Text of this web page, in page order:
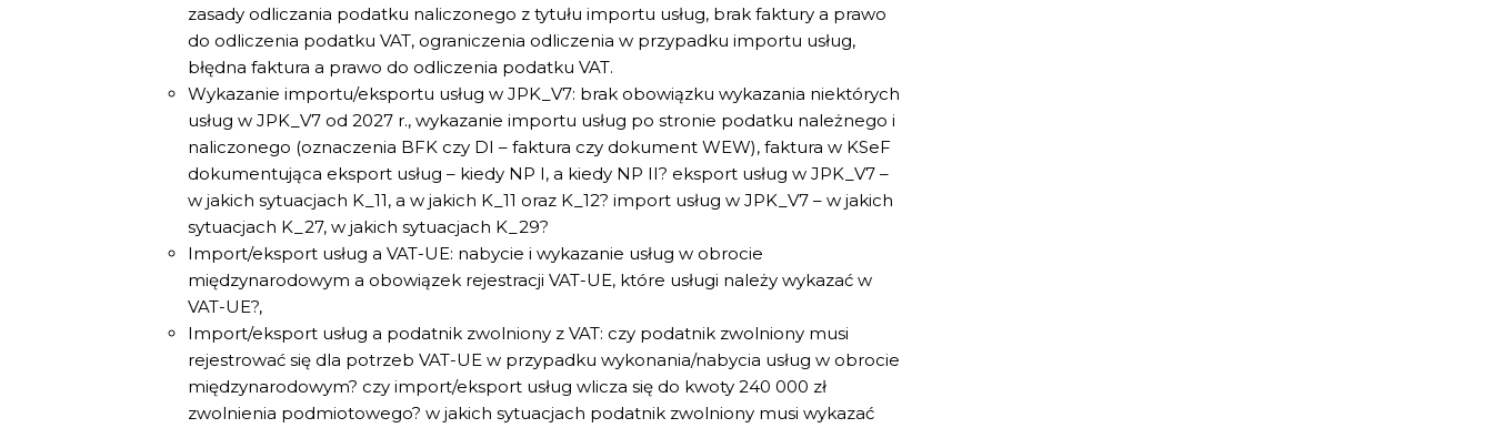
zasady odliczania podatku naliczonego z tytułu importu usług, brak faktury a prawo
do odliczenia podatku VAT, ograniczenia odliczenia w przypadku importu usług,
błędna faktura a prawo do odliczenia podatku VAT.
Wykazanie importu/eksportu usług w JPK_V7: brak obowiązku wykazania niektórych
usług w JPK_V7 od 2027 r., wykazanie importu usług po stronie podatku należnego i
naliczonego (oznaczenia BFK czy DI – faktura czy dokument WEW), faktura w KSeF
dokumentująca eksport usług – kiedy NP I, a kiedy NP II? eksport usług w JPK_V7 –
w jakich sytuacjach K_11, a w jakich K_11 oraz K_12? import usług w JPK_V7 – w jakich
sytuacjach K_27, w jakich sytuacjach K_29?
Import/eksport usług a VAT-UE: nabycie i wykazanie usług w obrocie
międzynarodowym a obowiązek rejestracji VAT-UE, które usługi należy wykazać w
VAT-UE?,
Import/eksport usług a podatnik zwolniony z VAT: czy podatnik zwolniony musi
rejestrować się dla potrzeb VAT-UE w przypadku wykonania/nabycia usług w obrocie
międzynarodowym? czy import/eksport usług wlicza się do kwoty 240 000 zł
zwolnienia podmiotowego? w jakich sytuacjach podatnik zwolniony musi wykazać